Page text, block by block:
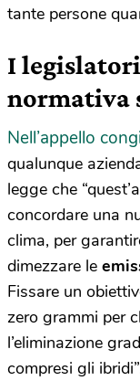
tante persone
I
normativa
Nell’appello
qualunque
legge che
concordare una
clima, per
dimezzare le
Fissare un
zero grammi per
l’eliminazione
compresi gli